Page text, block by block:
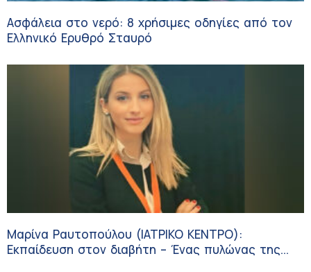
Ασφάλεια στο νερό: 8 χρήσιμες οδηγίες από τον
Ελληνικό Ερυθρό Σταυρό
Μαρίνα Ραυτοπούλου (ΙΑΤΡΙΚΟ ΚΕΝΤΡΟ):
Εκπαίδευση στον διαβήτη – Ένας πυλώνας της